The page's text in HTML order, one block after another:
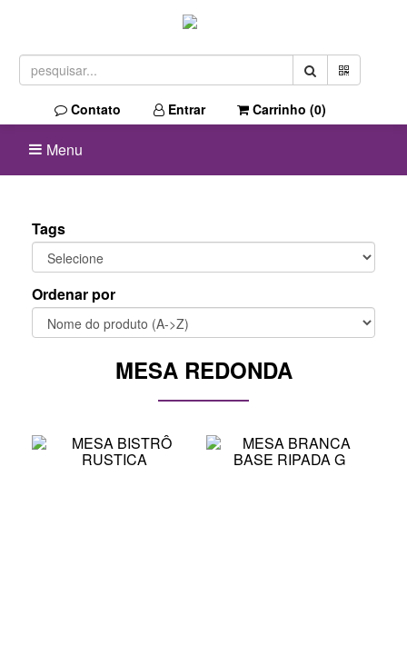
Contato Entrar Carrinho (0)
Menu
Tags
Ordenar por
MESA REDONDA